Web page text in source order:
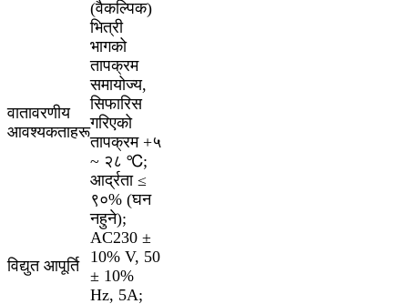
(वैकल्पिक)
वातावरणीय
आवश्यकताहरू
भित्री
भागको
तापक्रम
समायोज्य,
सिफारिस
गरिएको
तापक्रम +५
~ २८ ℃;
आर्द्रता ≤
९०% (घन
नहुने);
विद्युत आपूर्ति
AC230 ±
10% V, 50
± 10%
Hz, 5A;